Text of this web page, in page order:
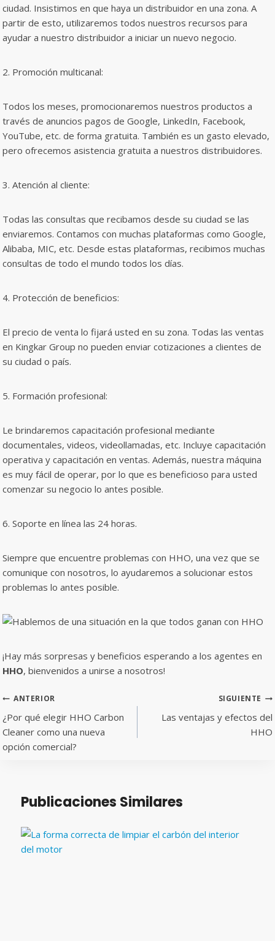
ciudad. Insistimos en que haya un distribuidor en una zona. A
partir de esto, utilizaremos todos nuestros recursos para
ayudar a nuestro distribuidor a iniciar un nuevo negocio.
2. Promoción multicanal:
Todos los meses, promocionaremos nuestros productos a
través de anuncios pagos de Google, LinkedIn, Facebook,
YouTube, etc. de forma gratuita. También es un gasto elevado,
pero ofrecemos asistencia gratuita a nuestros distribuidores.
3. Atención al cliente:
Todas las consultas que recibamos desde su ciudad se las
enviaremos. Contamos con muchas plataformas como Google,
Alibaba, MIC, etc. Desde estas plataformas, recibimos muchas
consultas de todo el mundo todos los días.
4. Protección de beneficios:
El precio de venta lo fijará usted en su zona. Todas las ventas
en Kingkar Group no pueden enviar cotizaciones a clientes de
su ciudad o país.
5. Formación profesional:
Le brindaremos capacitación profesional mediante
documentales, videos, videollamadas, etc. Incluye capacitación
operativa y capacitación en ventas. Además, nuestra máquina
es muy fácil de operar, por lo que es beneficioso para usted
comenzar su negocio lo antes posible.
6. Soporte en línea las 24 horas.
Siempre que encuentre problemas con HHO, una vez que se
comunique con nosotros, lo ayudaremos a solucionar estos
problemas lo antes posible.
¡Hay más sorpresas y beneficios esperando a los agentes en
HHO, bienvenidos a unirse a nosotros!
Navegación
de
entradas
ANTERIOR
¿Por qué elegir HHO Carbon
Cleaner como una nueva
opción comercial?
SIGUIENTE
Las ventajas y efectos del
HHO
Publicaciones Similares